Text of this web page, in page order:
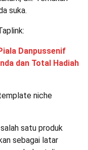
suka.
Danpussenif
dan Total Hadiah
niche
satu produk
sebagai latar